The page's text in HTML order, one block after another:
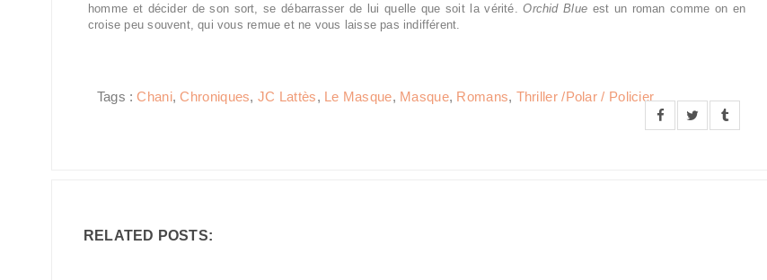
homme et décider de son sort, se débarrasser de lui quelle que soit la vérité.Orchid Blue est un roman comme on en
croise peu souvent, qui vous remue et ne vous laisse pas indifférent.
Tags :Chani,Chroniques, JC Lattès, Le Masque, Masque, Romans, Thriller /Polar / Policier
RELATED POSTS: